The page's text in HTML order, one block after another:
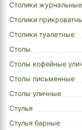
Столики
Столики
Столики туалетные
Столы
Столы кофейные
Столы письменные
Столы уличные
Стулья
Стулья барные